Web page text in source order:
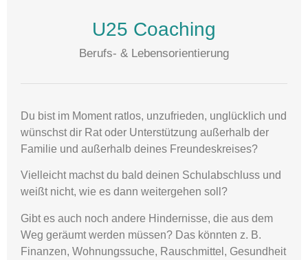
U25 Coaching
Berufs- & Lebensorientierung
Du bist im Moment ratlos, unzufrieden, unglücklich und
wünschst dir Rat oder Unterstützung außerhalb der
Familie und außerhalb deines Freundeskreises?
Vielleicht machst du bald deinen Schulabschluss und
weißt nicht, wie es dann weitergehen soll?
Gibt es auch noch andere Hindernisse, die aus dem
Weg geräumt werden müssen? Das könnten z. B.
Finanzen, Wohnungssuche, Rauschmittel, Gesundheit